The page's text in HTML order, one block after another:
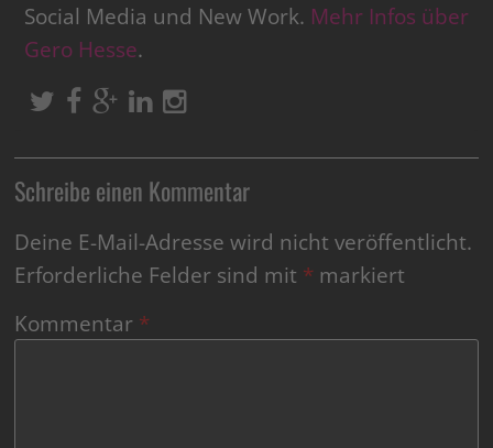
Social Media und New Work. Mehr Infos über
Gero Hesse.
Schreibe einen Kommentar
Deine E-Mail-Adresse wird nicht veröffentlicht.
Erforderliche Felder sind mit * markiert
Kommentar *